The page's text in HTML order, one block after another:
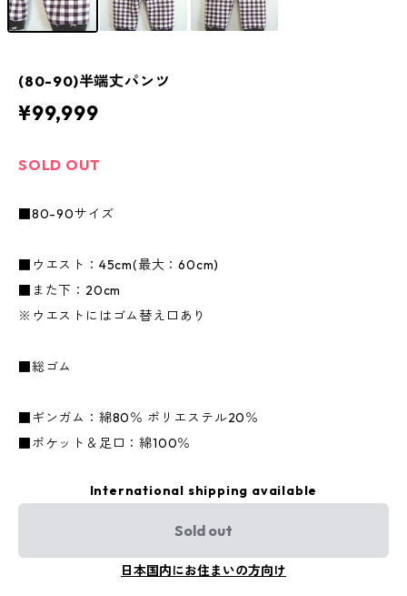
(80-90)半端丈パンツ
¥99,999
SOLD OUT
■80-90サイズ
■ウエスト：45cm(最大：60cm)
■また下：20cm
※ウエストにはゴム替え口あり
■総ゴム
■ギンガム：綿80％ ポリエステル20％
■ポケット＆足口：綿100％
International shipping available
Sold out
日本国内にお住まいの方向け